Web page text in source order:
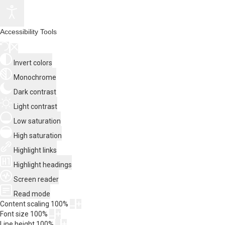
Accessibility Tools
Invert colors
Monochrome
Dark contrast
Light contrast
Low saturation
High saturation
Highlight links
Highlight headings
Screen reader
Read mode
Content scaling 100%
Font size 100%